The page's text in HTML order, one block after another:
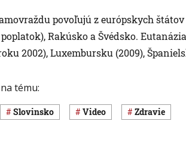
povoľujú z európskych
Rakúsko a Švédsko.
2002), Luxembursku (2009),
tému:
Slovinsko Video Zdravie